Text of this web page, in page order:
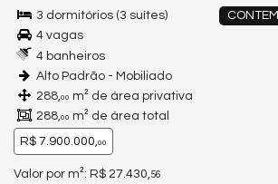
3 dormitórios (3 suítes)
4 vagas
4 banheiros
Alto Padrão - Mobiliado
288,00 m² de área privativa
288,00 m² de área total
R$ 7.900.000,00
Valor por m²: R$ 27.430, 56